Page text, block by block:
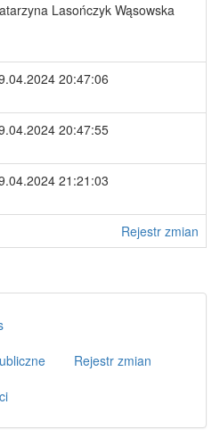
Lasończyk Wąsowska
20:47:06
20:47:55
21:21:03
Rejestr zmian
Rejestr zmian